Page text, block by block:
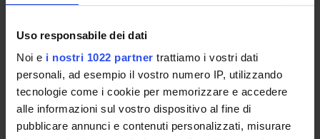
Uso responsabile dei dati
Noi e i nostri 1022 partner trattiamo i vostri dati
personali, ad esempio il vostro numero IP, utilizzando
tecnologie come i cookie per memorizzare e accedere
alle informazioni sul vostro dispositivo al fine di
pubblicare annunci e contenuti personalizzati, misurare
OFFERTA FORMATIVA
CORSI DI STUDIO
DOTTORATI DI RICERCA E FORMAZIONE
SUPERIORE